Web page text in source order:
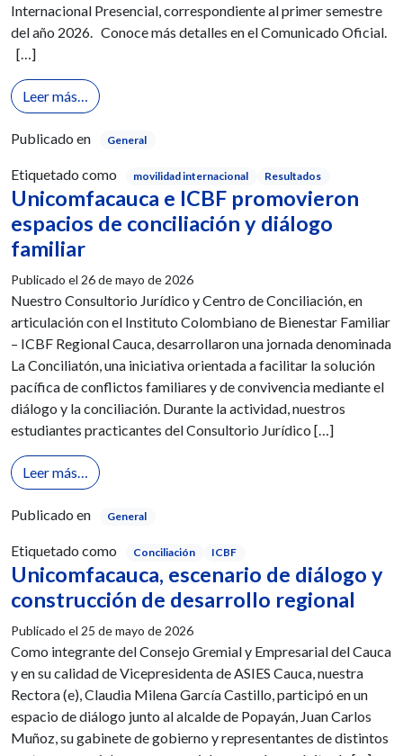
Internacional Presencial, correspondiente al primer semestre
del año 2026. Conoce más detalles en el Comunicado Oficial.
[…]
Leer más… from Conoce los resultados de la XVII
Publicado en General
Etiquetado como movilidad internacional Resultados
Unicomfacauca e ICBF promovieron
espacios de conciliación y diálogo
familiar
Publicado el 26 de mayo de 2026
Nuestro Consultorio Jurídico y Centro de Conciliación, en
articulación con el Instituto Colombiano de Bienestar Familiar
– ICBF Regional Cauca, desarrollaron una jornada denominada
La Conciliatón, una iniciativa orientada a facilitar la solución
pacífica de conflictos familiares y de convivencia mediante el
diálogo y la conciliación. Durante la actividad, nuestros
estudiantes practicantes del Consultorio Jurídico […]
Leer más… from Unicomfacauca e ICBF promovieron
Publicado en General
Etiquetado como Conciliación ICBF
Unicomfacauca, escenario de diálogo y
construcción de desarrollo regional
Publicado el 25 de mayo de 2026
Como integrante del Consejo Gremial y Empresarial del Cauca
y en su calidad de Vicepresidenta de ASIES Cauca, nuestra
Rectora (e), Claudia Milena García Castillo, participó en un
espacio de diálogo junto al alcalde de Popayán, Juan Carlos
Muñoz, su gabinete de gobierno y representantes de distintos